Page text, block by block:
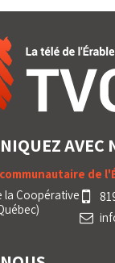
AVEC
de
la Coopérative